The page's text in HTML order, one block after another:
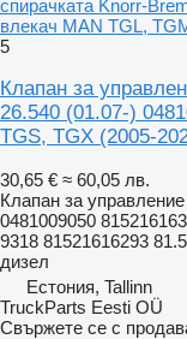
спирачката Knorr-
влекач MAN TGL,
5
Клапан за
26.540 (01.07-)
TGS, TGX (2005-
30,65 € ≈ 60,05 лв.
Клапан за
0481009050
9318 81521616293
дизел
Естония, Tallinn
TruckParts Eesti OÜ
Свържете се с